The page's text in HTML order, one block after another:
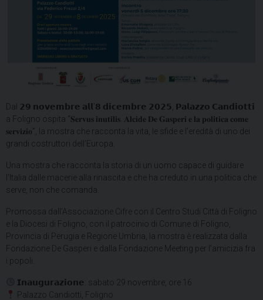
Dal 𝟮𝟵 𝗻𝗼𝘃𝗲𝗺𝗯𝗿𝗲 𝗮𝗹𝗹’𝟴 𝗱𝗶𝗰𝗲𝗺𝗯𝗿𝗲 𝟮𝟬𝟮𝟱, 𝗣𝗮𝗹𝗮𝘇𝘇𝗼 𝗖𝗮𝗻𝗱𝗶𝗼𝘁𝘁𝗶
a Foligno ospita “𝐒𝐞𝐫𝐯𝐮𝐬 𝐢𝐧𝐮𝐭𝐢𝐥𝐢𝐬. 𝐀𝐥𝐜𝐢𝐝𝐞 𝐃𝐞 𝐆𝐚𝐬𝐩𝐞𝐫𝐢 𝐞 𝐥𝐚 𝐩𝐨𝐥𝐢𝐭𝐢𝐜𝐚 𝐜𝐨𝐦𝐞
𝐬𝐞𝐫𝐯𝐢𝐳𝐢𝐨”, la mostra che racconta la vita, le sfide e l’eredità di uno dei
grandi costruttori dell’Europa.
Una mostra che racconta la storia di un uomo capace di guidare
l’Italia dalle macerie alla rinascita e che ha creduto in una politica che
serve, non che comanda.
Promossa dall’Associazione Cifre con il Centro Studi Città di Foligno
e la Diocesi di Foligno, con il patrocinio di Comune di Foligno,
Provincia di Perugia e Regione Umbria, la mostra è realizzata dalla
Fondazione De Gasperi e dalla Fondazione Meeting per l’amicizia fra
i popoli.
𝗜𝗻𝗮𝘂𝗴𝘂𝗿𝗮𝘇𝗶𝗼𝗻𝗲: sabato 29 novembre, ore 16
Palazzo Candiotti, Foligno